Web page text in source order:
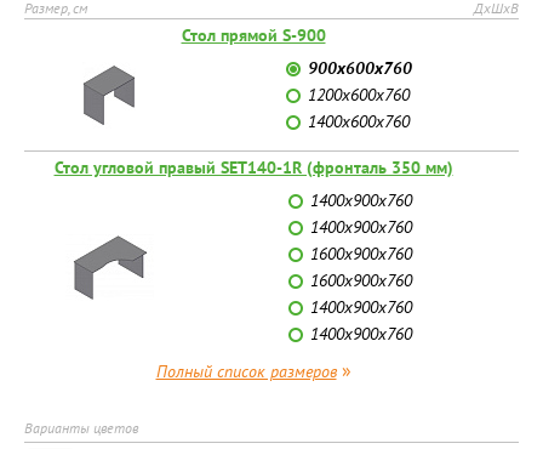
Размер, см ДхШхВ
Стол прямой S-900
900х600х760
1200х600х760
1400х600х760
Стол угловой правый SET140-1R (фронталь 350 мм)
1400х900х760
1400х900х760
1600х900х760
1600х900х760
1400х900х760
1400х900х760
Полный список размеров»
Варианты цветов